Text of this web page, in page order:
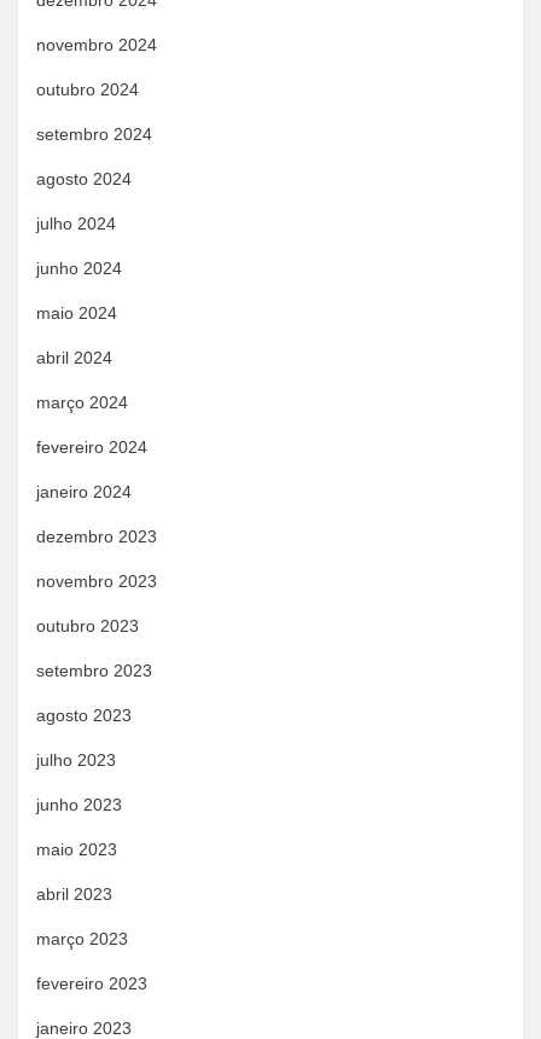
novembro 2024
outubro 2024
setembro 2024
agosto 2024
julho 2024
junho 2024
maio 2024
abril 2024
março 2024
fevereiro 2024
janeiro 2024
dezembro 2023
novembro 2023
outubro 2023
setembro 2023
agosto 2023
julho 2023
junho 2023
maio 2023
abril 2023
março 2023
fevereiro 2023
janeiro 2023